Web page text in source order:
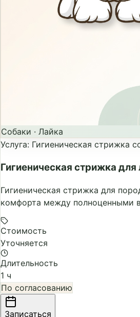
Собаки · Лайка
Услуга: Гигиеническая стрижка
Гигиеническая стрижка для
Гигиеническая стрижка для
комфорта между полноценными
Стоимость
Уточняется
Длительность
1 ч
По согласованию
Записаться